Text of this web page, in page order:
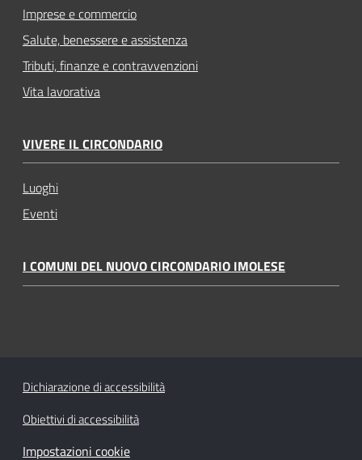
Imprese e commercio
Salute, benessere e assistenza
Tributi, finanze e contravvenzioni
Vita lavorativa
VIVERE IL CIRCONDARIO
Luoghi
Eventi
I COMUNI DEL NUOVO CIRCONDARIO IMOLESE
Dichiarazione di accessibilità
Obiettivi di accessibilità
Impostazioni cookie